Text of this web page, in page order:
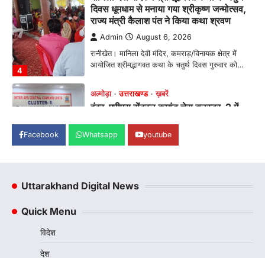
4
दिवस धूमधाम से मनाया गया श्रीकृष्ण जन्मोत्सव,
राज्य मंत्री कैलाश पंत ने किया कथा श्रवण
Admin August 6, 2026
रानीखेत। मानिला देवी मंदिर, कमराड़/विनायक क्षेत्र में
आयोजित श्रीमद्भागवत कथा के चतुर्थ दिवस गुरुवार को…
अल्मोड़ा उत्तराखण्ड ख़बरें
इंटर-एपीएस सेंट्रल कमांड चेस क्लस्टर-2 में
में हासिल किया प्रथम स्थान
Admin August 8, 2026
रानीखेत। आर्मी पब्लिक स्कूल रानीखेत की प्रतिभाशाली
Admin August 8, 2026
Facebook Whatsapp youtube
Uttarakhand Digital News
Quick Menu
विदेश
देश